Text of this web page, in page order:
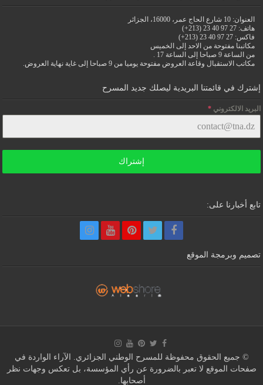
العنوان: 10 شارع الحاج عمر، 16000، الجزائر
هاتف: 27 97 40 23 (213+)
فاكس: 27 97 40 23 (213+)
مكاتبنا مفتوحة من الاحد إلى الخميس
من الساعة 9 صباحا إلى الساعة 17 .
مكاتب الاستقبال وقاعة العروض مفتوحة يوميا من 9 صباحا إلى غاية نهاية العروض.
إشترك في قائمتنا البريدية ليصلك جديد المسرح
البريد الالكتروني*
إشتراك
تابع أخبارنا على:
تصميم وبرمجة الموقع
© جميع الحقوق محفوظة للمسرح الوطني الجزائري. الآراء الواردة في
صفحات الموقع لا تعبر بالضرورة عن رأي المؤسسة، بل تعكس وجهات نظر
أصحابها.